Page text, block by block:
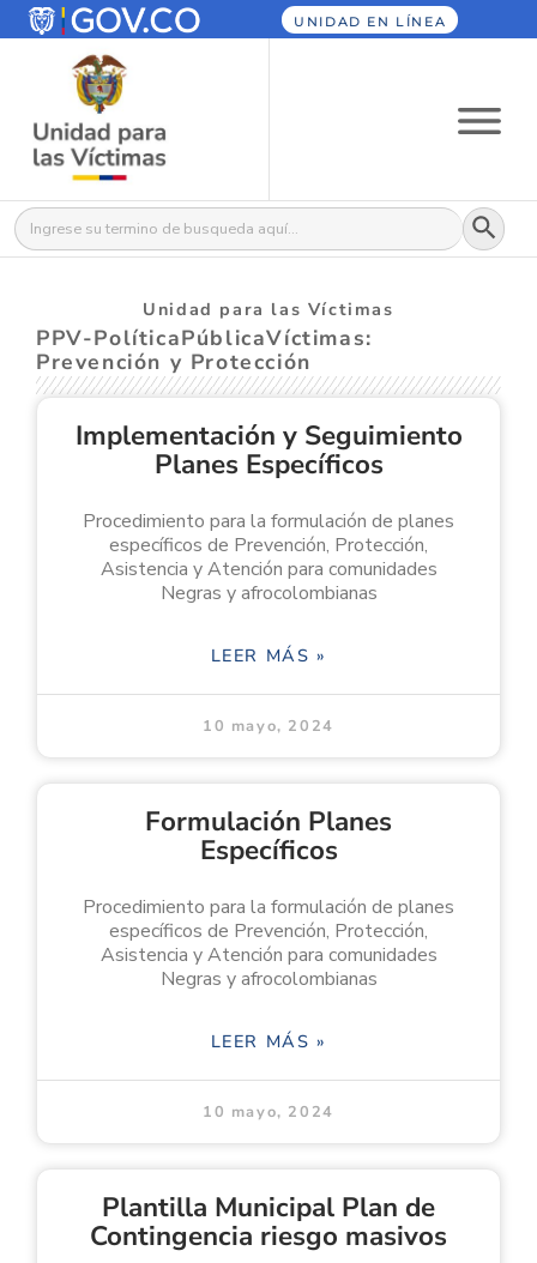
UNIDAD EN LÍNEA
Buscar: Botón
Unidad para las Víctimas
PPV-PolíticaPúblicaVíctimas:
Prevención y Protección
Implementación y Seguimiento
Planes Específicos
Procedimiento para la formulación de planes
específicos de Prevención, Protección,
Asistencia y Atención para comunidades
Negras y afrocolombianas
LEER MÁS »
10 mayo, 2024
Formulación Planes
Específicos
Procedimiento para la formulación de planes
específicos de Prevención, Protección,
Asistencia y Atención para comunidades
Negras y afrocolombianas
LEER MÁS »
10 mayo, 2024
Plantilla Municipal Plan de
Contingencia riesgo masivos